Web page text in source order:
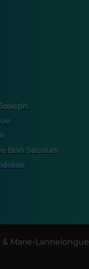
Bon Secours
Marie-Lannelongue